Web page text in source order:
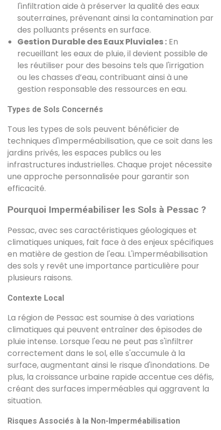
l'infiltration aide à préserver la qualité des eaux
souterraines, prévenant ainsi la contamination par
des polluants présents en surface.
Gestion Durable des Eaux Pluviales : En
recueillant les eaux de pluie, il devient possible de
les réutiliser pour des besoins tels que l'irrigation
ou les chasses d’eau, contribuant ainsi à une
gestion responsable des ressources en eau.
Types de Sols Concernés
Tous les types de sols peuvent bénéficier de
techniques d'imperméabilisation, que ce soit dans les
jardins privés, les espaces publics ou les
infrastructures industrielles. Chaque projet nécessite
une approche personnalisée pour garantir son
efficacité.
Pourquoi Imperméabiliser les Sols à Pessac ?
Pessac, avec ses caractéristiques géologiques et
climatiques uniques, fait face à des enjeux spécifiques
en matière de gestion de l'eau. L'imperméabilisation
des sols y revêt une importance particulière pour
plusieurs raisons.
Contexte Local
La région de Pessac est soumise à des variations
climatiques qui peuvent entraîner des épisodes de
pluie intense. Lorsque l'eau ne peut pas s'infiltrer
correctement dans le sol, elle s'accumule à la
surface, augmentant ainsi le risque d'inondations. De
plus, la croissance urbaine rapide accentue ces défis,
créant des surfaces imperméables qui aggravent la
situation.
Risques Associés à la Non-Imperméabilisation